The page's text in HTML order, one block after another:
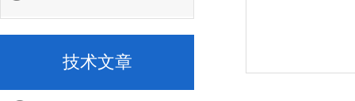
技术文章